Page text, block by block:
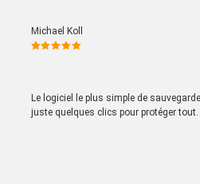
Michael Koll
Le logiciel le plus simple de
juste quelques clics pour protéger tout.